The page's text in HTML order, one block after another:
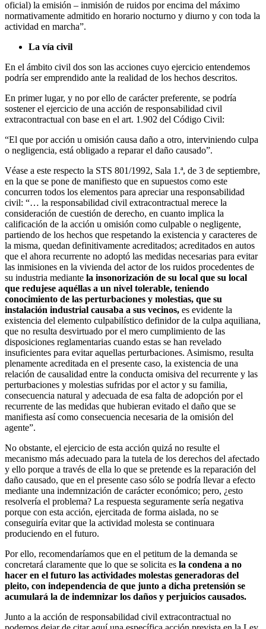
oficial) la emisión – inmisión de ruidos por encima del máximo
normativamente admitido en horario nocturno y diurno y con toda la
actividad en marcha”.
La vía civil
En el ámbito civil dos son las acciones cuyo ejercicio entendemos
podría ser emprendido ante la realidad de los hechos descritos.
En primer lugar, y no por ello de carácter preferente, se podría
sostener el ejercicio de una acción de responsabilidad civil
extracontractual con base en el art. 1.902 del Código Civil:
“El que por acción u omisión causa daño a otro, interviniendo culpa
o negligencia, está obligado a reparar el daño causado”.
Véase a este respecto la STS 801/1992, Sala 1.ª, de 3 de septiembre,
en la que se pone de manifiesto que en supuestos como este
concurren todos los elementos para apreciar una responsabilidad
civil: “… la responsabilidad civil extracontractual merece la
consideración de cuestión de derecho, en cuanto implica la
calificación de la acción u omisión como culpable o negligente,
partiendo de los hechos que respetando la existencia y caracteres de
la misma, quedan definitivamente acreditados; acreditados en autos
que el ahora recurrente no adoptó las medidas necesarias para evitar
las inmisiones en la vivienda del actor de los ruidos procedentes de
su industria mediante la insonorización de su local que su local
que redujese aquéllas a un nivel tolerable, teniendo
conocimiento de las perturbaciones y molestias, que su
instalación industrial causaba a sus vecinos, es evidente la
existencia del elemento culpabilístico definidor de la culpa aquiliana,
que no resulta desvirtuado por el mero cumplimiento de las
disposiciones reglamentarias cuando estas se han revelado
insuficientes para evitar aquellas perturbaciones. Asimismo, resulta
plenamente acreditada en el presente caso, la existencia de una
relación de causalidad entre la conducta omisiva del recurrente y las
perturbaciones y molestias sufridas por el actor y su familia,
consecuencia natural y adecuada de esa falta de adopción por el
recurrente de las medidas que hubieran evitado el daño que se
manifiesta así como consecuencia necesaria de la omisión del
agente”.
No obstante, el ejercicio de esta acción quizá no resulte el
mecanismo más adecuado para la tutela de los derechos del afectado
y ello porque a través de ella lo que se pretende es la reparación del
daño causado, que en el presente caso sólo se podría llevar a efecto
mediante una indemnización de carácter económico; pero, ¿esto
resolvería el problema? La respuesta seguramente sería negativa
porque con esta acción, ejercitada de forma aislada, no se
conseguiría evitar que la actividad molesta se continuara
produciendo en el futuro.
Por ello, recomendaríamos que en el petitum de la demanda se
concretará claramente que lo que se solicita es la condena a no
hacer en el futuro las actividades molestas generadoras del
pleito, con independencia de que junto a dicha pretensión se
acumulará la de indemnizar los daños y perjuicios causados.
Junto a la acción de responsabilidad civil extracontractual no